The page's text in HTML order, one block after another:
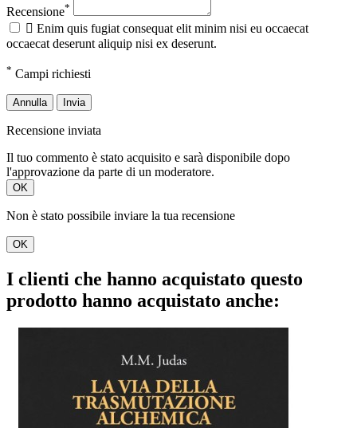
Recensione*
 Enim quis fugiat consequat elit minim nisi eu occaecat
occaecat deserunt aliquip nisi ex deserunt.
* Campi richiesti
Annulla Invia
Recensione inviata
Il tuo commento è stato acquisito e sarà disponibile dopo
l'approvazione da parte di un moderatore.
OK
Non è stato possibile inviare la tua recensione
OK
I clienti che hanno acquistato questo
prodotto hanno acquistato anche: